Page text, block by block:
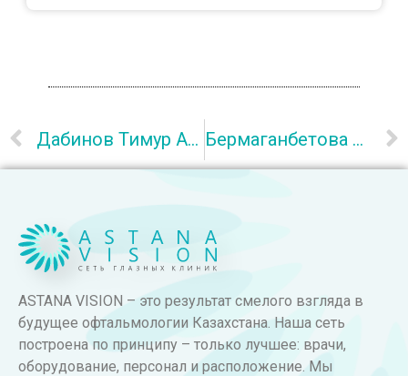
Дабинов Тимур Аянович Бермаганбетова Ляззат Мараловна
ASTANA VISION – это результат смелого взгляда в
будущее офтальмологии Казахстана. Наша сеть
построена по принципу – только лучшее: врачи,
оборудование, персонал и расположение. Мы